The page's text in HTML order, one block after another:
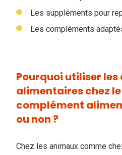
Les suppléments pour
Les compléments
Pourquoi utiliser
alimentaires chez le
complément
ou non ?
Chez les animaux comme